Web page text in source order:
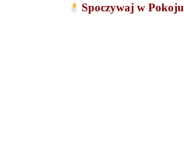
Spoczywaj w Pokoju